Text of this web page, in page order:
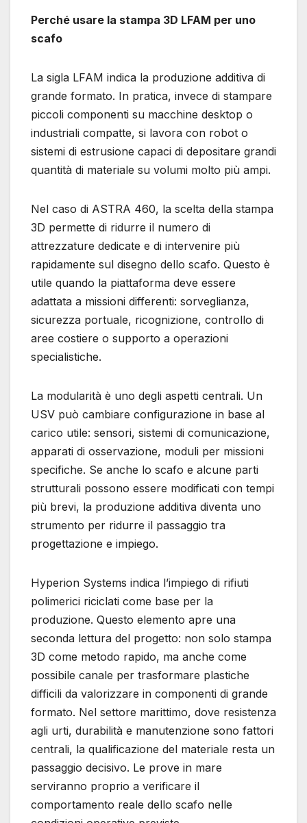
Perché usare la stampa 3D LFAM per uno
scafo
La sigla LFAM indica la produzione additiva di
grande formato. In pratica, invece di stampare
piccoli componenti su macchine desktop o
industriali compatte, si lavora con robot o
sistemi di estrusione capaci di depositare grandi
quantità di materiale su volumi molto più ampi.
Nel caso di ASTRA 460, la scelta della stampa
3D permette di ridurre il numero di
attrezzature dedicate e di intervenire più
rapidamente sul disegno dello scafo. Questo è
utile quando la piattaforma deve essere
adattata a missioni differenti: sorveglianza,
sicurezza portuale, ricognizione, controllo di
aree costiere o supporto a operazioni
specialistiche.
La modularità è uno degli aspetti centrali. Un
USV può cambiare configurazione in base al
carico utile: sensori, sistemi di comunicazione,
apparati di osservazione, moduli per missioni
specifiche. Se anche lo scafo e alcune parti
strutturali possono essere modificati con tempi
più brevi, la produzione additiva diventa uno
strumento per ridurre il passaggio tra
progettazione e impiego.
Hyperion Systems indica l’impiego di rifiuti
polimerici riciclati come base per la
produzione. Questo elemento apre una
seconda lettura del progetto: non solo stampa
3D come metodo rapido, ma anche come
possibile canale per trasformare plastiche
difficili da valorizzare in componenti di grande
formato. Nel settore marittimo, dove resistenza
agli urti, durabilità e manutenzione sono fattori
centrali, la qualificazione del materiale resta un
passaggio decisivo. Le prove in mare
serviranno proprio a verificare il
comportamento reale dello scafo nelle